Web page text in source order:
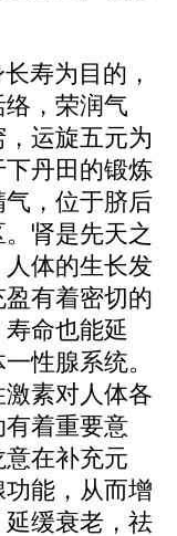
寿为目的，
，荣润气
运旋五元为
丹田的锻炼
气，位于脐后
肾是先天之
体的生长发
有着密切的
命也能延
性腺系统。
素对人体各
着重要意
在补充元
能，从而增
缓衰老，祛